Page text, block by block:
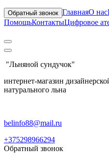
Обратный звонок ГлавнаяО нас
ПомощьКонтактыЦифровое
"Льняной сундучок"
интернет-магазин
натурального льна
belinfo88@mail.ru
+375298966294
Обратный звонок